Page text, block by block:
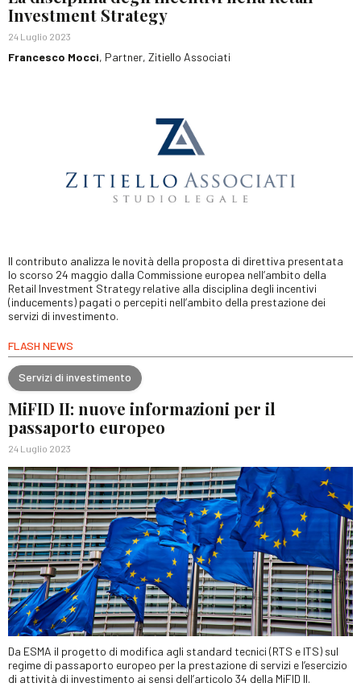
Investment Strategy
24 Luglio 2023
Francesco Mocci, Partner, Zitiello Associati
Il contributo analizza le novità della proposta di direttiva presentata
lo scorso 24 maggio dalla Commissione europea nell’ambito della
Retail Investment Strategy relative alla disciplina degli incentivi
(inducements) pagati o percepiti nell’ambito della prestazione dei
servizi di investimento.
FLASH NEWS
Servizi di investimento
MiFID II: nuove informazioni per il
passaporto europeo
24 Luglio 2023
Da ESMA il progetto di modifica agli standard tecnici (RTS e ITS) sul
regime di passaporto europeo per la prestazione di servizi e l’esercizio
di attività di investimento ai sensi dell’articolo 34 della MiFID II.